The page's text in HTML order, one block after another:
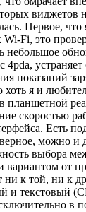
виджетов
Первое, что
Fi, это
небольшое
4pda,
показаний
хоть я и
скоростью
Есть
можно и
выбора
вариантом от
к той, ни к
и текстовый
в